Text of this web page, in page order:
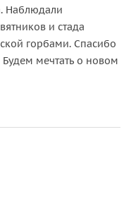
Наблюдали
и стада
горбами. Спасибо
мечтать о новом